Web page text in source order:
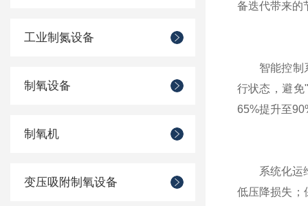
工业制氮设备
制氧设备
制氧机
变压吸附制氧设备
备迭代带来的
智能控制系
行状态，避
65%提升至
系统化运维
低压降损失